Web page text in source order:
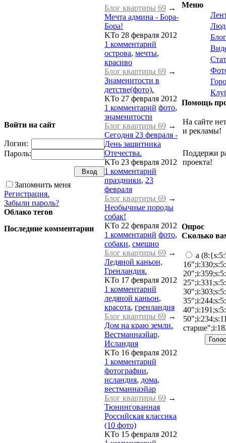
Войти на сайт
Логин:
Пароль:
Запомнить меня
Регистрация.
Забыли пароль?
Облако тегов
Последние комментарии
Блог квартиры 69 →
Мечта админа - Бора-
Бора!
KTo 28 февраля 2012
1 комментарий
острова, мечты,
красиво
Блог квартиры 69 →
Знаменитости в
детстве(фото).
KTo 27 февраля 2012
1 комментарий фото,
знаменитости
Блог квартиры 69 →
Сегодня 23 февраля -
День защитника
Отечества.
KTo 23 февраля 2012
1 комментарий
праздники, 23
февраля
Блог квартиры 69 →
Необычные породы
собак!
KTo 22 февраля 2012
1 комментарий фото,
собаки, смешно
Блог квартиры 69 →
Ледяной каньон,
Гренландия.
KTo 17 февраля 2012
1 комментарий
ледяной каньон,
красота, гренландия
Блог квартиры 69 →
Дом на краю земли.
Вестманнаэйар,
Исландия
KTo 16 февраля 2012
1 комментарий
фотографии,
исландия, дома,
вестманнаэйар
Блог квартиры 69 →
Тюнингованная
Российская классика
(10 фото)
KTo 15 февраля 2012
Меню
Помощь
На сайте
и рекламы!
Поддержи
проекта!
Опрос
Сколько
a